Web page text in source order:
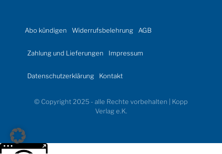
Abo kündigen Widerrufsbelehrung AGB
Zahlung und Lieferungen Impressum
Datenschutzerklärung Kontakt
© Copyright 2025 - alle Rechte vorbehalten | Kopp
Verlag e.K.
Weitere Informationen über den gesperrten Inhalt.